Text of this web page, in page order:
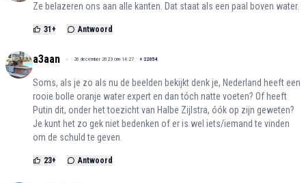
Ze belazeren ons aan alle kanten. Dat staat als een paal boven water.
31 + Antwoord
a3aan 26 december 2023 om 14:27 + 22054
Soms, als je zo als nu de beelden bekijkt denk je, Nederland heeft een
rooie bolle oranje water expert en dan tóch natte voeten? Of heeft
Putin dit, onder het toezicht van Halbe Zijlstra, óók op zijn geweten?
Je kunt het zo gek niet bedenken of er is wel iets/iemand te vinden
om de schuld te geven.
23+ Antwoord